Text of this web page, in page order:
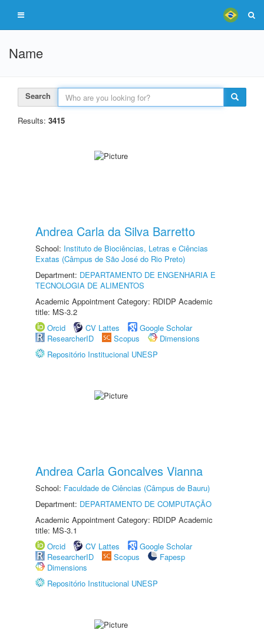
Name
Search
Results: 3415
Andrea Carla da Silva Barretto
School: Instituto de Biociências, Letras e Ciências
Exatas (Câmpus de São José do Rio Preto)
Department: DEPARTAMENTO DE ENGENHARIA E
TECNOLOGIA DE ALIMENTOS
Academic Appointment Category: RDIDP Academic
title: MS-3.2
Orcid
CV Lattes
Google Scholar
ResearcherID
Scopus
Dimensions
Repositório Institucional UNESP
Andrea Carla Goncalves Vianna
School: Faculdade de Ciências (Câmpus de Bauru)
Department: DEPARTAMENTO DE COMPUTAÇÃO
Academic Appointment Category: RDIDP Academic
title: MS-3.1
Orcid
CV Lattes
Google Scholar
ResearcherID
Scopus
Fapesp
Dimensions
Repositório Institucional UNESP